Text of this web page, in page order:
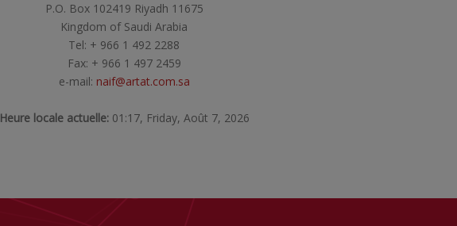
P.O. Box 102419 Riyadh 11675
Kingdom of Saudi Arabia
Tel: + 966 1 492 2288
Fax: + 966 1 497 2459
e-mail: naif@artat.com.sa
Heure locale actuelle:01:17, Friday, Août 7, 2026